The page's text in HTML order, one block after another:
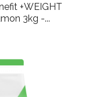
+WEIGHT
3kg -...